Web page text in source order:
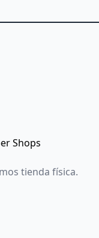
Shops
tienda física.